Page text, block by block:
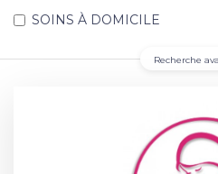
SOINS À DOMICILE
Recherche